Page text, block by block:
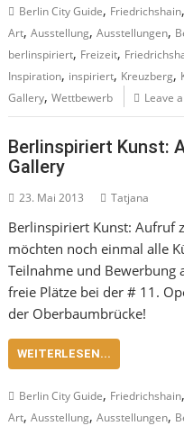
Berlin City Guide, Friedrichshain,
Art,Ausstellung,Ausstellungen,
berlinspiriert, Freizeit,
Inspiration, inspiriert, Kreuzberg,
Gallery,Wettbewerb Leave
Berlinspiriert Kunst:
Gallery
23. Mai 2013 Tatjana
Berlinspiriert Kunst: Aufruf
möchten noch einmal alle
Teilnahme und Bewerbung
freie Plätze bei der # 11.
der Oberbaumbrücke!
WEITERLESEN...
Berlin City Guide, Friedrichshain,
Art,Ausstellung,Ausstellungen,